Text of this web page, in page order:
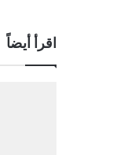
اقرأ أيضاً